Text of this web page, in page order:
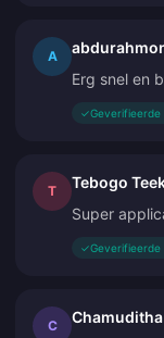
A
Erg snel en
✓Geverifieerde
T Tebogo
Super
✓Geverifieerde
C